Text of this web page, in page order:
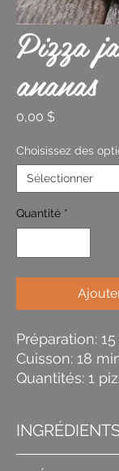
Pizza
ananas
0,00 $Prix
Choisissez des
Quantité *
Préparation:
Cuisson: 18
Quantités: 1